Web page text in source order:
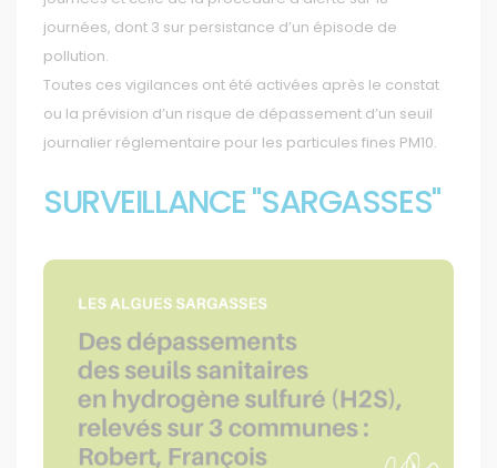
journées, dont 3 sur persistance d’un épisode de
pollution.
Toutes ces vigilances ont été activées après le constat
ou la prévision d’un risque de dépassement d’un seuil
journalier réglementaire pour les particules fines PM10.
SURVEILLANCE "SARGASSES"